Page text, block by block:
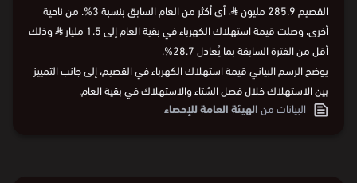
القصيم 285.9 مليون
⃁
، أي أكثر من العام السابق بنسبة 3%. من ناحية
أخرى، وصلت قيمة استهلاك الكهرباء في بقية العام إلى 1.5 مليار
⃁وذلك
أقل من الفترة السابقة بما يُعادل 28.7%.
يوضح الرسم البياني قيمة استهلاك الكهرباء في القصيم، إلى جانب التمييز
بين الاستهلاك خلال فصل الشتاء والاستهلاك في بقية العام.
البيانات منالهيئة العامة للإحصاء